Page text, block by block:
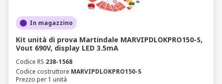
In magazzino
Kit unità di prova Martindale MARVIPDLOKPRO150-S,
Vout 690V, display LED 3.5mA
Codice RS 238-1568
Codice costruttore MARVIPDLOKPRO150-S
Prezzo per 1 unità